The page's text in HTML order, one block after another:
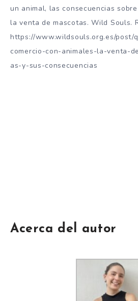
un animal, las consecuencias sobre
la venta de mascotas. Wild Souls.
https://www.wildsouls.org.es/post/
comercio-con-animales-la-venta-
as-y-sus-consecuencias
Acerca del autor